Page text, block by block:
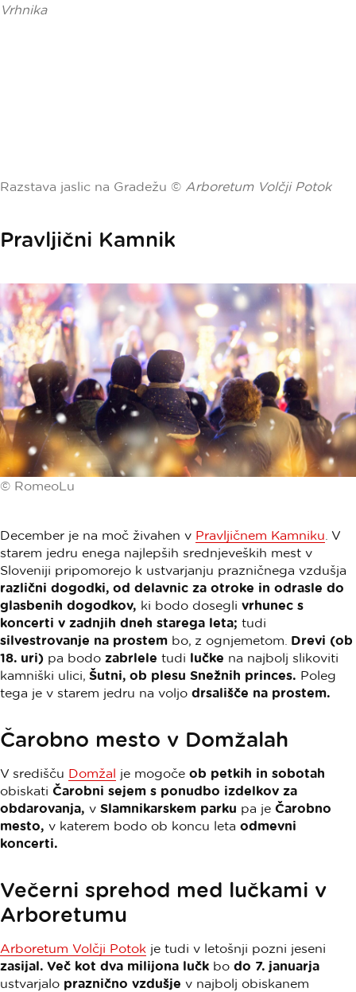
Vrhnika
Razstava jaslic na Gradežu © Arboretum Volčji Potok
Pravljični Kamnik
© RomeoLu
December je na moč živahen v Pravljičnem Kamniku . V
starem jedru enega najlepših srednjeveških mest v
Sloveniji pripomorejo k ustvarjanju prazničnega vzdušja
različni dogodki, od delavnic za otroke in odrasle do
glasbenih dogodkov, ki bodo dosegli vrhunec s
koncerti v zadnjih dneh starega leta; tudi
silvestrovanje na prostem bo, z ognjemetom. Drevi (ob
18. uri) pa bodo zabrlele tudi lučke na najbolj slikoviti
kamniški ulici, Šutni, ob plesu Snežnih princes. Poleg
tega je v starem jedru na voljo drsališče na prostem.
Čarobno mesto v Domžalah
V središču Domžal je mogoče ob petkih in sobotah
obiskati Čarobni sejem s ponudbo izdelkov za
obdarovanja, v Slamnikarskem parku pa je Čarobno
mesto, v katerem bodo ob koncu leta odmevni
koncerti.
Večerni sprehod med lučkami v
Arboretumu
Arboretum Volčji Potok je tudi v letošnji pozni jeseni
zasijal. Več kot dva milijona lučk bo do 7. januarja
ustvarjalo praznično vzdušje v najbolj obiskanem